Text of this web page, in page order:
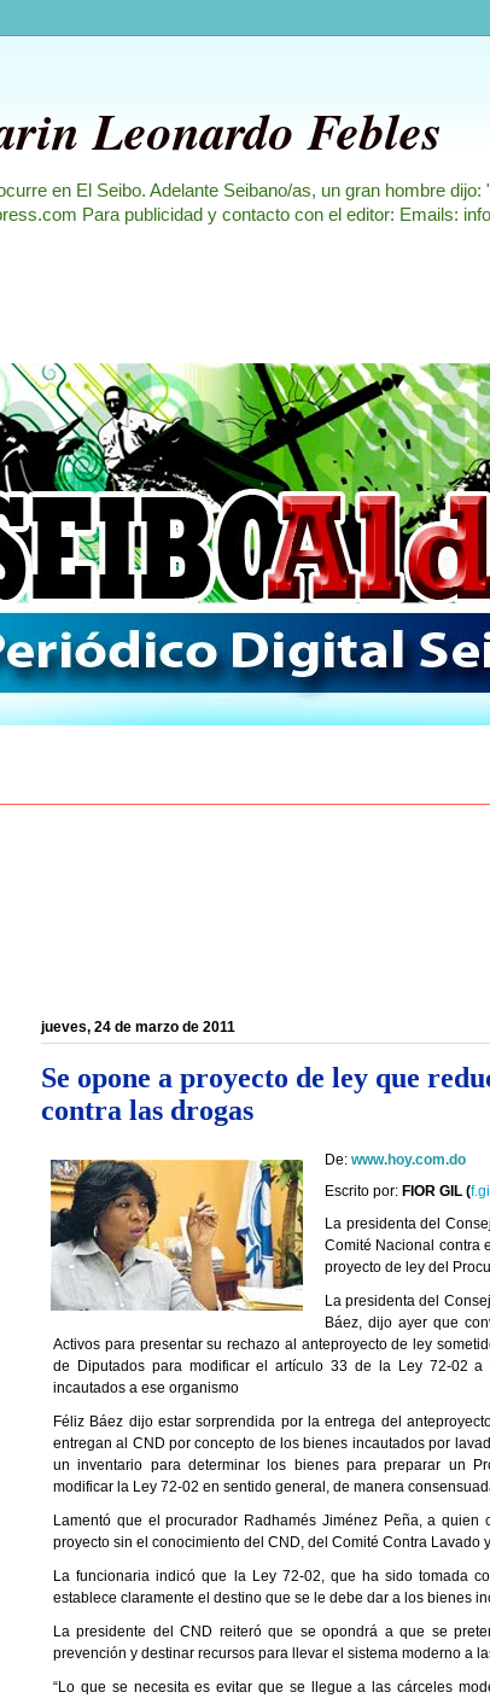
Leonardo Febles
en El Seibo. Adelante Seibano/as, un gran hombre
Para publicidad y contacto con el editor: Emails:
jueves, 24 de marzo de 2011
Se opone a proyecto de ley que
contra las drogas
De: www.hoy.com.do
Escrito por: FIOR GIL (
La presidenta del
Comité Nacional contra
proyecto de ley del
La presidenta del
Báez, dijo ayer que
Activos para presentar su rechazo al anteproyecto de ley
de Diputados para modificar el artículo 33 de la Ley 72-02
incautados a ese organismo
Féliz Báez dijo estar sorprendida por la entrega del
entregan al CND por concepto de los bienes incautados por
un inventario para determinar los bienes para preparar un
modificar la Ley 72-02 en sentido general, de manera
Lamentó que el procurador Radhamés Jiménez Peña, a
proyecto sin el conocimiento del CND, del Comité Contra
La funcionaria indicó que la Ley 72-02, que ha sido tomada
establece claramente el destino que se le debe dar a los bienes
La presidente del CND reiteró que se opondrá a que se
prevención y destinar recursos para llevar el sistema moderno a
“Lo que se necesita es evitar que se llegue a las cárceles